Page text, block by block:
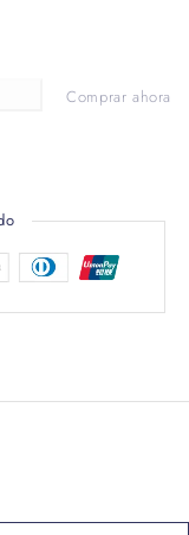
Comprar ahora